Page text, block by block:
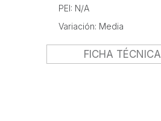
PEI: N/A
Variación: Media
FICHA TÉCNICA